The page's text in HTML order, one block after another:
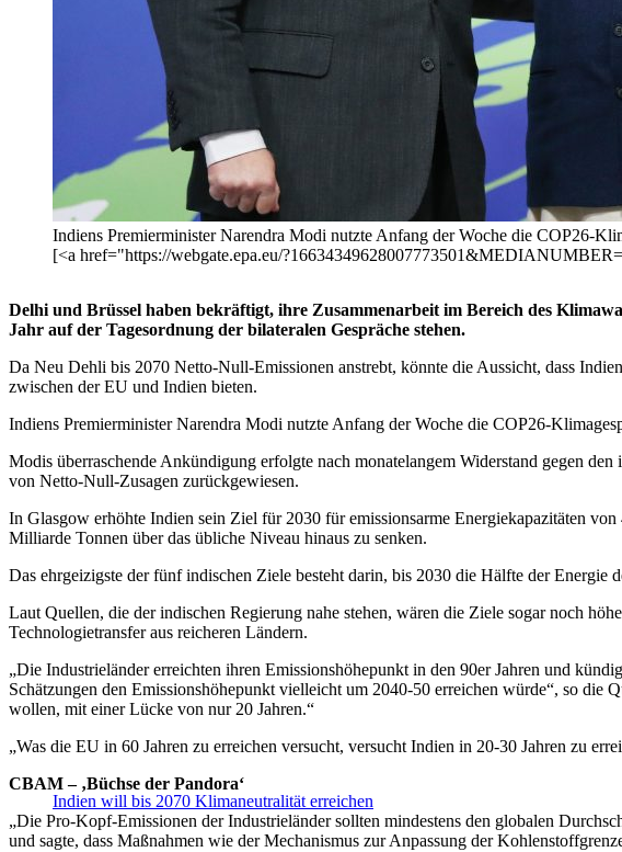
Indiens Premierminister Narendra Modi nutzte Anfang der Woche die COP26-
[<a href="https://webgate.epa.eu/
Delhi und Brüssel haben bekräftigt, ihre Zusammenarbeit im Bereich des
Jahr auf der Tagesordnung der bilateralen Gespräche stehen.
Da Neu Dehli bis 2070 Netto-Null-Emissionen anstrebt, könnte die Aussicht, dass
zwischen der EU und Indien bieten.
Indiens Premierminister Narendra Modi nutzte Anfang der Woche die COP26-
Modis überraschende Ankündigung erfolgte nach monatelangem Widerstand gegen
von Netto-Null-Zusagen zurückgewiesen.
In Glasgow erhöhte Indien sein Ziel für 2030 für emissionsarme Energiekapazitäten
Milliarde Tonnen über das übliche Niveau hinaus zu senken.
Das ehrgeizigste der fünf indischen Ziele besteht darin, bis 2030 die Hälfte der Energie
Laut Quellen, die der indischen Regierung nahe stehen, wären die Ziele sogar noch
Technologietransfer aus reicheren Ländern.
„Die Industrieländer erreichten ihren Emissionshöhepunkt in den 90er Jahren und
Schätzungen den Emissionshöhepunkt vielleicht um 2040-50 erreichen würde“, so
wollen, mit einer Lücke von nur 20 Jahren.“
„Was die EU in 60 Jahren zu erreichen versucht, versucht Indien in 20-30 Jahren zu
Indien will bis 2070 Klimaneutralität erreichen
CBAM – ‚Büchse der Pandora‘
„Die Pro-Kopf-Emissionen der Industrieländer sollten mindestens den globalen
und sagte, dass Maßnahmen wie der Mechanismus zur Anpassung der